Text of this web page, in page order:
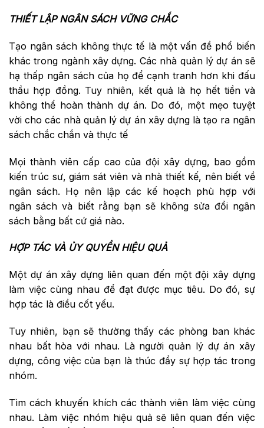
THIẾT LẬP NGÂN SÁCH VỮNG CHẮC
Tạo ngân sách không thực tế là một vấn đề phổ biến
khác trong ngành xây dựng. Các nhà quản lý dự án sẽ
hạ thấp ngân sách của họ để cạnh tranh hơn khi đấu
thầu hợp đồng. Tuy nhiên, kết quả là họ hết tiền và
không thể hoàn thành dự án. Do đó, một mẹo tuyệt
vời cho các nhà quản lý dự án xây dựng là tạo ra ngân
sách chắc chắn và thực tế
Mọi thành viên cấp cao của đội xây dựng, bao gồm
kiến ​​trúc sư, giám sát viên và nhà thiết kế, nên biết về
ngân sách. Họ nên lập các kế hoạch phù hợp với
ngân sách và biết rằng bạn sẽ không sửa đổi ngân
sách bằng bất cứ giá nào.
HỢP TÁC VÀ ỦY QUYỀN HIỆU QUẢ
Một dự án xây dựng liên quan đến một đội xây dựng
làm việc cùng nhau để đạt được mục tiêu. Do đó, sự
hợp tác là điều cốt yếu.
Tuy nhiên, bạn sẽ thường thấy các phòng ban khác
nhau bất hòa với nhau. Là người quản lý dự án xây
dựng, công việc của bạn là thúc đẩy sự hợp tác trong
nhóm.
Tìm cách khuyến khích các thành viên làm việc cùng
nhau. Làm việc nhóm hiệu quả sẽ liên quan đến việc